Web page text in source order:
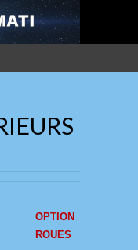
OPTION
ROUES